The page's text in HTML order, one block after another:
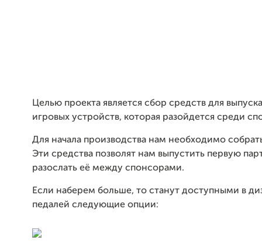
Целью проекта является сбор средств для
игровых устройств, которая разойдется среди
Для начала производства нам необходимо
Эти средства позволят нам выпустить первую
разослать её между спонсорами.
Если наберем больше, то станут доступными в
педалей следующие опции: